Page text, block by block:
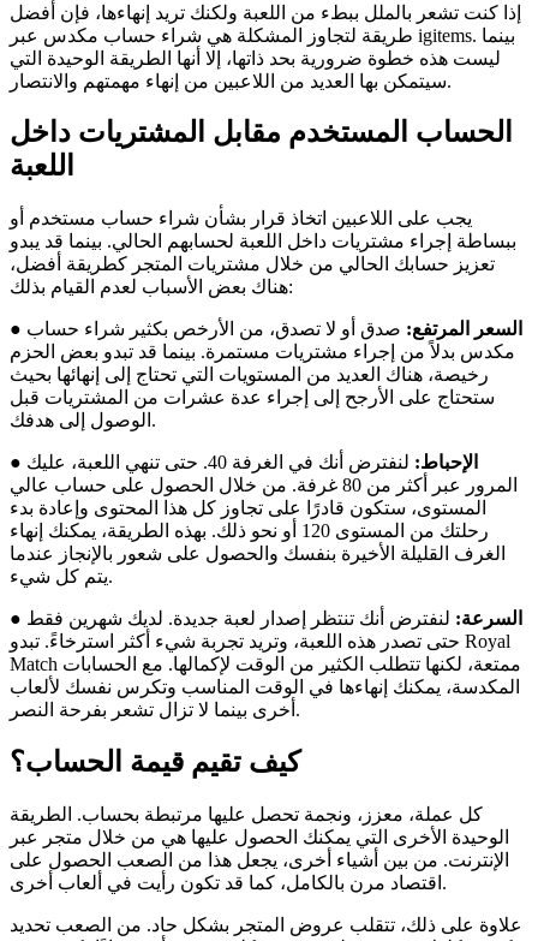
إذا كنت تشعر بالملل ببطء من اللعبة ولكنك تريد إنهاءها، فإن أفضل
طريقة لتجاوز المشكلة هي شراء حساب مكدس عبر igitems. بينما
ليست هذه خطوة ضرورية بحد ذاتها، إلا أنها الطريقة الوحيدة التي
سيتمكن بها العديد من اللاعبين من إنهاء مهمتهم والانتصار.
الحساب المستخدم مقابل المشتريات داخل
اللعبة
يجب على اللاعبين اتخاذ قرار بشأن شراء حساب مستخدم أو
ببساطة إجراء مشتريات داخل اللعبة لحسابهم الحالي. بينما قد يبدو
تعزيز حسابك الحالي من خلال مشتريات المتجر كطريقة أفضل،
هناك بعض الأسباب لعدم القيام بذلك:
● السعر المرتفع: صدق أو لا تصدق، من الأرخص بكثير شراء حساب
مكدس بدلاً من إجراء مشتريات مستمرة. بينما قد تبدو بعض الحزم
رخيصة، هناك العديد من المستويات التي تحتاج إلى إنهائها بحيث
ستحتاج على الأرجح إلى إجراء عدة عشرات من المشتريات قبل
الوصول إلى هدفك.
● الإحباط:
لنفترض أنك في الغرفة 40. حتى تنهي اللعبة، عليك
المرور عبر أكثر من 80 غرفة. من خلال الحصول على حساب عالي
المستوى، ستكون قادرًا على تجاوز كل هذا المحتوى وإعادة بدء
رحلتك من المستوى 120 أو نحو ذلك. بهذه الطريقة، يمكنك إنهاء
الغرف القليلة الأخيرة بنفسك والحصول على شعور بالإنجاز عندما
يتم كل شيء.
● السرعة: لنفترض أنك تنتظر إصدار لعبة جديدة. لديك شهرين فقط
حتى تصدر هذه اللعبة، وتريد تجربة شيء أكثر استرخاءً. تبدو Royal
Match ممتعة، لكنها تتطلب الكثير من الوقت لإكمالها. مع الحسابات
المكدسة، يمكنك إنهاءها في الوقت المناسب وتكرس نفسك لألعاب
أخرى بينما لا تزال تشعر بفرحة النصر.
كيف تقيم قيمة الحساب؟
كل عملة، معزز، ونجمة تحصل عليها مرتبطة بحساب. الطريقة
الوحيدة الأخرى التي يمكنك الحصول عليها هي من خلال متجر عبر
الإنترنت. من بين أشياء أخرى، يجعل هذا من الصعب الحصول على
اقتصاد مرن بالكامل، كما قد تكون رأيت في ألعاب أخرى.
علاوة على ذلك، تتقلب عروض المتجر بشكل حاد. من الصعب تحديد